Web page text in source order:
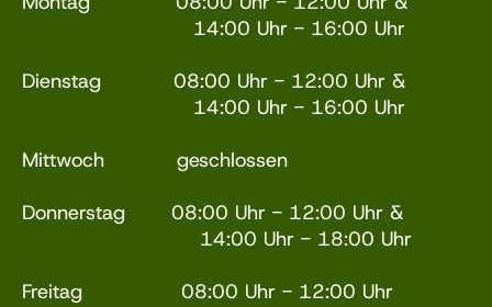
14:00 Uhr - 16:00 Uhr
Dienstag 08:00 Uhr - 12:00 Uhr &
14:00 Uhr - 16:00 Uhr
Mittwoch geschlossen
Donnerstag 08:00 Uhr - 12:00 Uhr &
14:00 Uhr - 18:00 Uhr
Freitag 08:00 Uhr - 12:00 Uhr